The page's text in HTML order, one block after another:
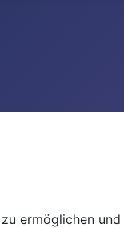
ermöglichen